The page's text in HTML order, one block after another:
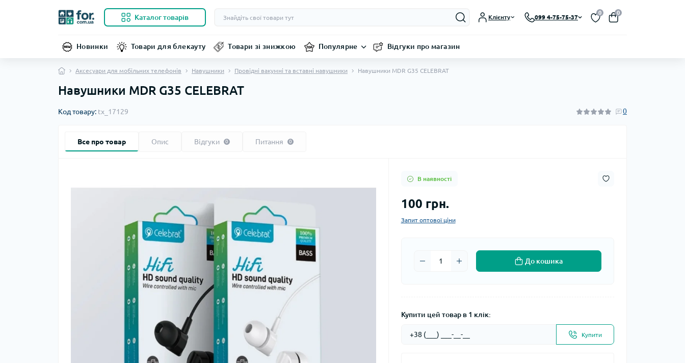
Каталог товарів Клієнту 099 4-75-75-37
0 0
Новинки Товари для блекауту Товари зі знижкою Популярне Відгуки про магазин
Аксесуари для мобільних телефонів Навушники Провідні вакумні та вставні навушники Навушники MDR G35 CELEBRAT
Навушники MDR G35 CELEBRAT
Код товару: tx_17129 0
Все про товар Опис Відгуки 0 Питання 0
В наявності
100 грн.
Запит оптової ціни
До кошика
Купити цей товар в 1 клік:
Купити